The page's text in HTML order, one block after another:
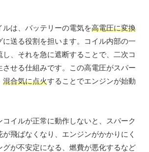
ルは、バッテリーの電気を高電圧に変換
に送る役割を担います。コイル内部の一
、それを急に遮断することで、二次コ
させる仕組みです。この高電圧がスパー
混合気に点火することでエンジンが始動
コイルが正常に動作しないと、スパーク
飛ばなくなり、エンジンがかかりにく
グが不安定になる、燃費が悪化するなど